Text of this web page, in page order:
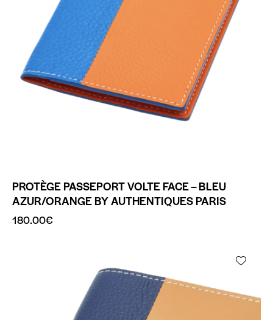
PROTÈGE PASSEPORT VOLTE FACE – BLEU
AZUR/ORANGE BY AUTHENTIQUES PARIS
180.00€